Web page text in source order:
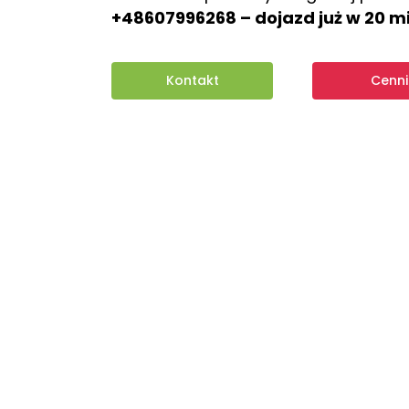
+48607996268 – dojazd już w 20
Kontakt